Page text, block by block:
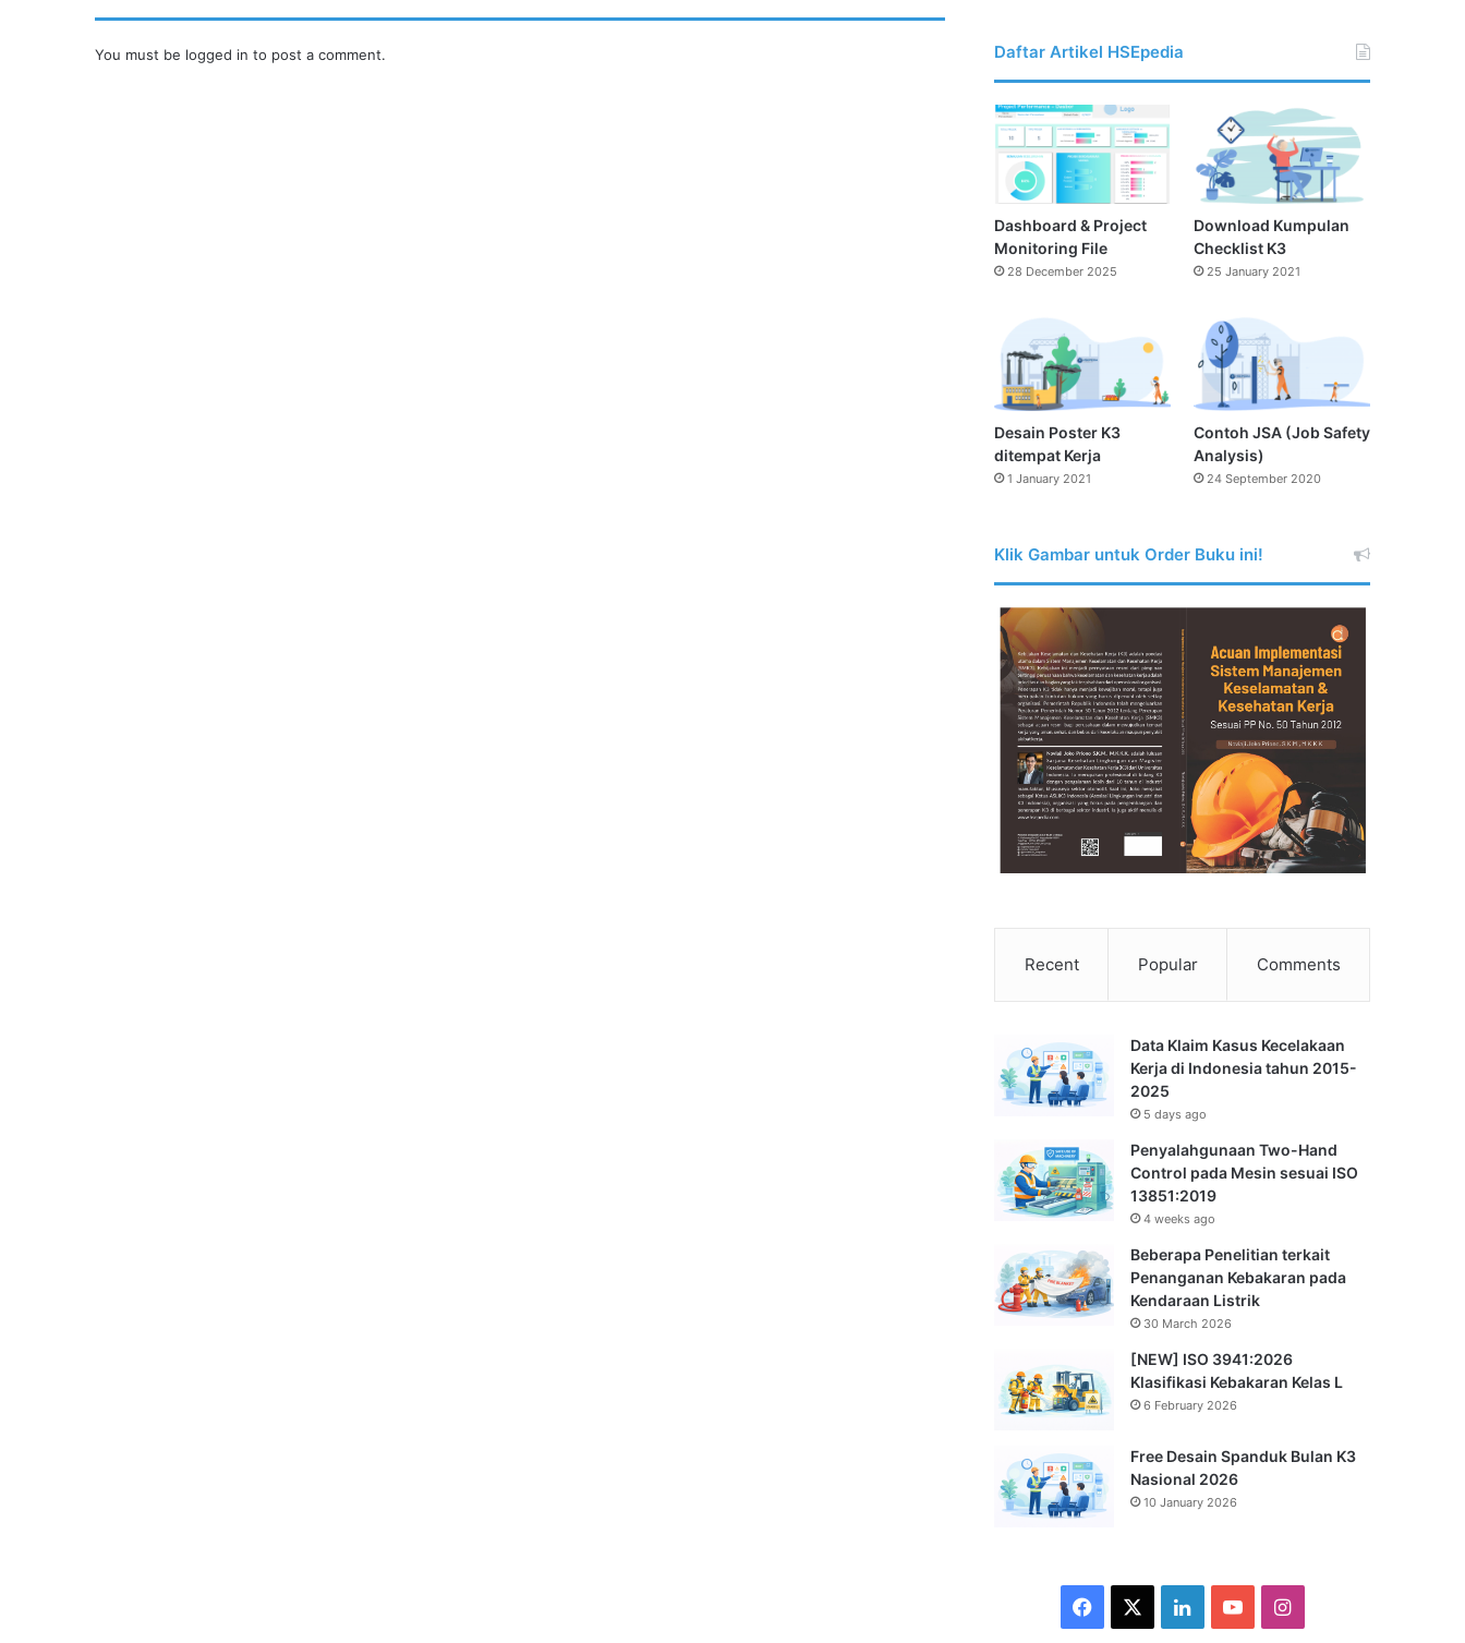
You must be logged in to post a comment. Daftar Artikel HSEpedia
Dashboard & Project
Monitoring File
28 December 2025
Download Kumpulan
Checklist K3
25 January 2021
Desain Poster K3
ditempat Kerja
1 January 2021
Contoh JSA (Job Safety
Analysis)
24 September 2020
Klik Gambar untuk Order Buku ini!
Recent Popular Comments
Data Klaim Kasus Kecelakaan
Kerja di Indonesia tahun 2015-
2025
5 days ago
Penyalahgunaan Two-Hand
Control pada Mesin sesuai ISO
13851:2019
4 weeks ago
Beberapa Penelitian terkait
Penanganan Kebakaran pada
Kendaraan Listrik
30 March 2026
[NEW] ISO 3941:2026
Klasifikasi Kebakaran Kelas L
6 February 2026
Free Desain Spanduk Bulan K3
Nasional 2026
10 January 2026
Facebook LinkedInYouTubeInstagram